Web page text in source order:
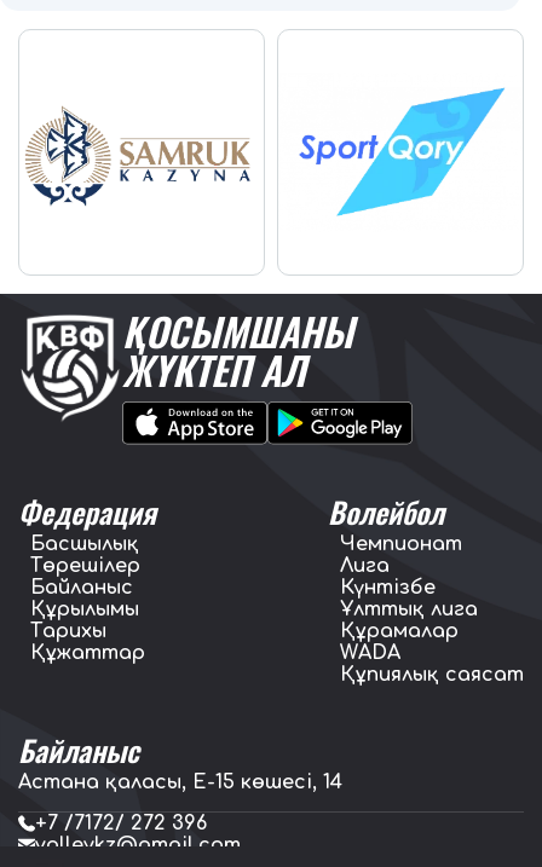
ҚОСЫМШАНЫ
ЖҮКТЕП АЛ
Федерация
Басшылық
Төрешілер
Байланыс
Құрылымы
Тарихы
Құжаттар
Волейбол
Чемпионат
Лига
Күнтізбе
Ұлттық лига
Құрамалар
WADA
Құпиялық саясат
Байланыс
Астана қаласы, E-15 көшесі, 14
+7 /7172/ 272 396
volleykz@gmail.com